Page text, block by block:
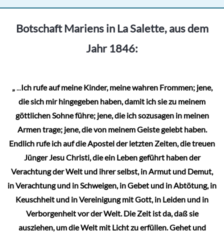
Botschaft Mariens in La Salette, aus dem
Jahr 1846:
„...Ich rufe auf meine Kinder, meine wahren Frommen; jene,
die sich mir hingegeben haben, damit ich sie zu meinem
göttlichen Sohne führe; jene, die ich sozusagen in meinen
Armen trage; jene, die von meinem Geiste gelebt haben.
Endlich rufe ich auf die Apostel der letzten Zeiten, die treuen
Jünger Jesu Christi, die ein Leben geführt haben der
Verachtung der Welt und ihrer selbst, in Armut und Demut,
in Verachtung und in Schweigen, in Gebet und in Abtötung, in
Keuschheit und in Vereinigung mit Gott, in Leiden und in
Verborgenheit vor der Welt. Die Zeit ist da, daß sie
ausziehen, um die Welt mit Licht zu erfüllen. Gehet und